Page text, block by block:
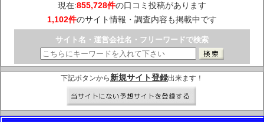
現在:855,728件の口コミ投稿があります
1,102件のサイト情報・調査内容も掲載中です
サイト名・運営会社名・フリーワードで検索
下記ボタンから 新規サイト登録出来ます！